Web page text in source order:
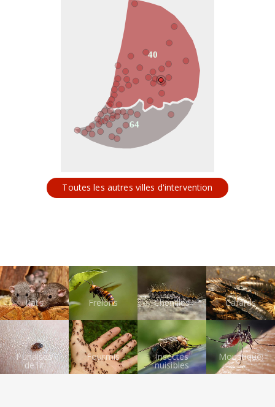
64
40
Toutes les autres villes d'intervention
Rats Frelons Chenilles Cafards
Punaises
de lit
Fourmis Insectes
nuisibles
Moustiques